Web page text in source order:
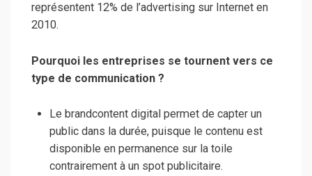
représentent 12% de l’advertising sur Internet en
2010.
Pourquoi les entreprises se tournent vers ce
type de communication ?
Le brandcontent digital permet de capter un
public dans la durée, puisque le contenu est
disponible en permanence sur la toile
contrairement à un spot publicitaire.